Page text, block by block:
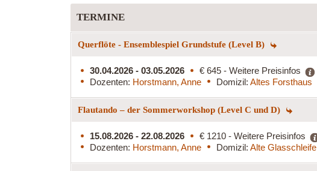
TERMINE
Querflöte - Ensemblespiel Grundstufe (Level B)
30.04.2026 - 03.05.2026
€ 645 - Weitere Preisinfos
Dozenten: Horstmann, Anne Domizil: Altes Forsthaus
Flautando – der Sommerworkshop (Level C und D)
15.08.2026 - 22.08.2026
€ 1210 - Weitere Preisinfos
Dozenten: Horstmann, Anne Domizil: Alte Glasschleife